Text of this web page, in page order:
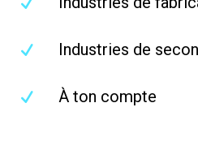
Industries de
À ton compte